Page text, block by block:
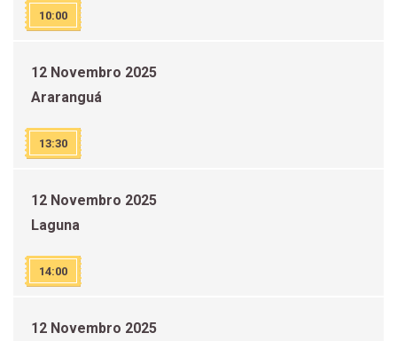
10:00
12 Novembro 2025
Araranguá
13:30
12 Novembro 2025
Laguna
14:00
12 Novembro 2025